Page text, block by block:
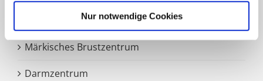
Nur notwendige Cookies
Zentrale Notaufnahme
Märkisches Brustzentrum
Darmzentrum